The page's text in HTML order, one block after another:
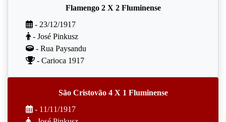
Flamengo 2 X 2 Fluminense
- 23/12/1917
- José Pinkusz
- Rua Paysandu
- Carioca 1917
São Cristovão 4 X 1 Fluminense
- 11/11/1917